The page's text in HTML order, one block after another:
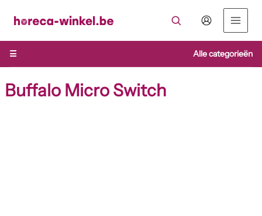
naar
inhoud
☰
Alle categorieën
Buffalo Micro Switch